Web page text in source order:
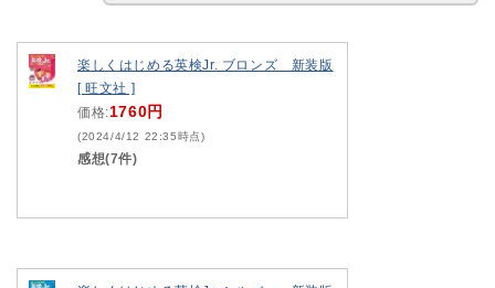
楽しくはじめる英検Jr. ブロンズ 新装版
[ 旺文社 ]
価格:1760円
(2024/4/12 22:35時点)
感想(7件)